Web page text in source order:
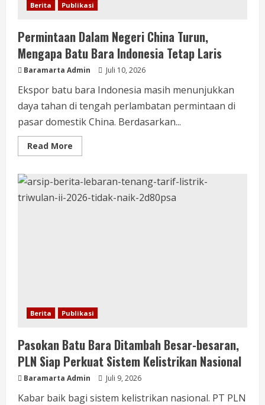
Berita Publikasi
Permintaan Dalam Negeri China Turun,
Mengapa Batu Bara Indonesia Tetap Laris
Baramarta Admin Juli 10, 2026
Ekspor batu bara Indonesia masih menunjukkan
daya tahan di tengah perlambatan permintaan di
pasar domestik China. Berdasarkan...
Read More
Berita Publikasi
Pasokan Batu Bara Ditambah Besar-besaran,
PLN Siap Perkuat Sistem Kelistrikan Nasional
Baramarta Admin Juli 9, 2026
Kabar baik bagi sistem kelistrikan nasional. PT PLN